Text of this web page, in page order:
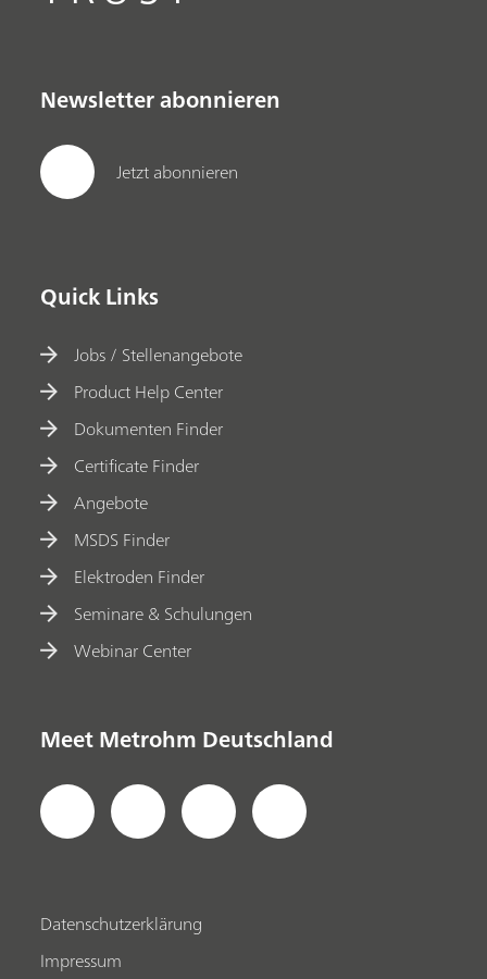
Newsletter abonnieren
Jetzt abonnieren
Quick Links
Jobs / Stellenangebote
Product Help Center
Dokumenten Finder
Certificate Finder
Angebote
MSDS Finder
Elektroden Finder
Seminare & Schulungen
Webinar Center
Meet Metrohm Deutschland
Datenschutzerklärung
Impressum